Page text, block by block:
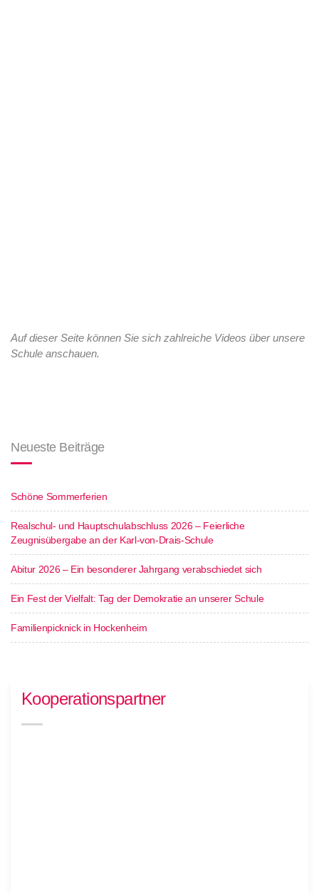
Auf dieser Seite können Sie sich zahlreiche Videos über unsere
Schule anschauen.
Neueste Beiträge
Schöne Sommerferien
Realschul- und Hauptschulabschluss 2026 – Feierliche
Zeugnisübergabe an der Karl-von-Drais-Schule
Abitur 2026 – Ein besonderer Jahrgang verabschiedet sich
Ein Fest der Vielfalt: Tag der Demokratie an unserer Schule
Familienpicknick in Hockenheim
Kooperationspartner